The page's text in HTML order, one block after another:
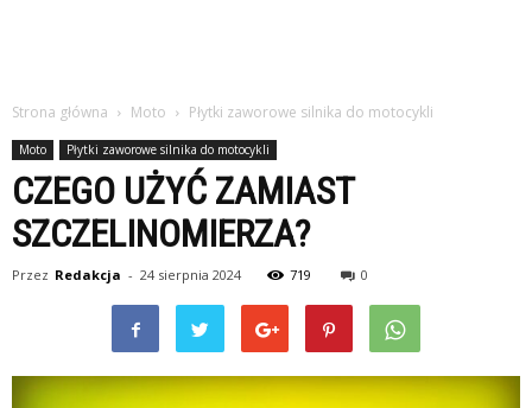
Strona główna Moto Płytki zaworowe silnika do motocykli
Moto Płytki zaworowe silnika do motocykli
CZEGO UŻYĆ ZAMIAST
SZCZELINOMIERZA?
Przez Redakcja - 24 sierpnia 2024 719 0